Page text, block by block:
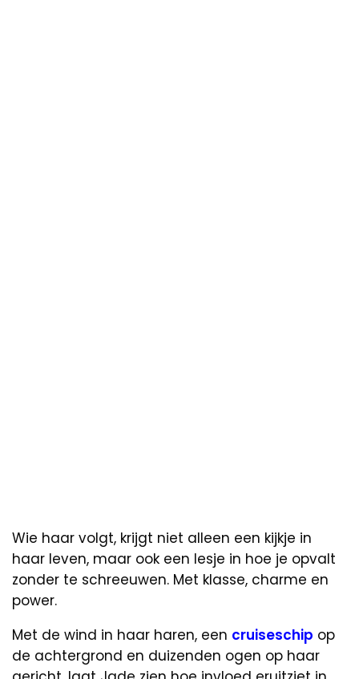
Wie haar volgt, krijgt niet alleen een kijkje in
haar leven, maar ook een lesje in hoe je opvalt
zonder te schreeuwen. Met klasse, charme en
power.
Met de wind in haar haren, een cruiseschip op
de achtergrond en duizenden ogen op haar